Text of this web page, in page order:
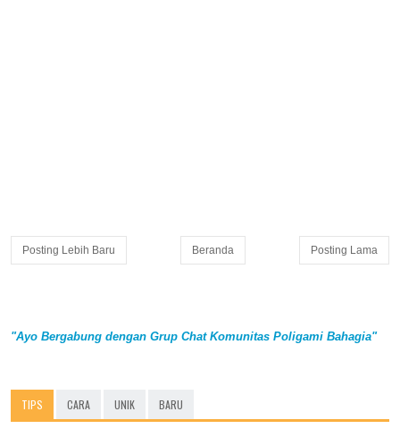
Posting Lebih Baru Posting Lama
Beranda
"Ayo Bergabung dengan Grup Chat Komunitas Poligami Bahagia"
TIPS CARA UNIK BARU